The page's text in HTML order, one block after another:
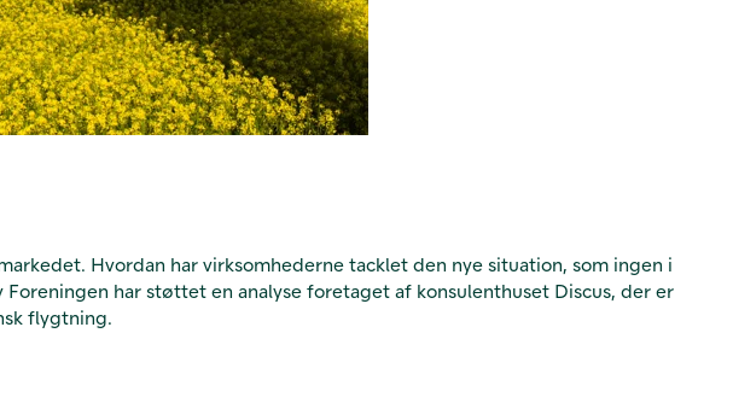
Hvordan har virksomhederne tacklet den nye situation, som ingen i
Foreningen har støttet en analyse foretaget af konsulenthuset Discus, der er
flygtning.